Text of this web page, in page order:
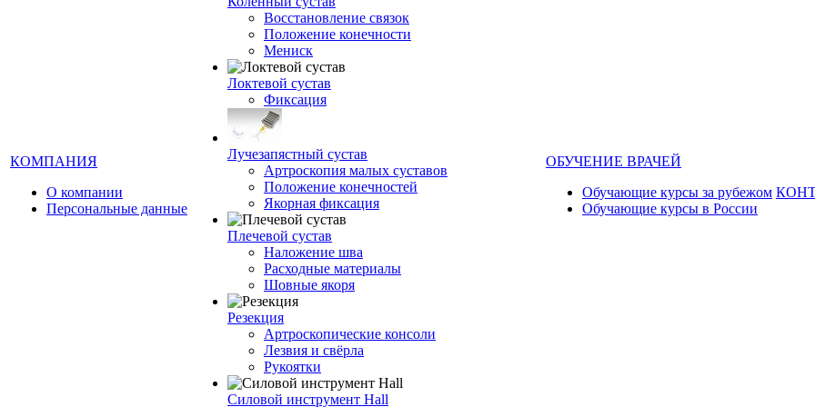
КОМПАНИЯ
О компании
Персональные данные
Восстановление связок
Положение конечности
Мениск
Локтевой сустав
Фиксация
Лучезапястный сустав
Артроскопия малых суставов
Положение конечностей
Якорная фиксация
Плечевой сустав
Наложение шва
Расходные материалы
Шовные якоря
Резекция
Артроскопические консоли
Лезвия и свёрла
Рукоятки
Силовой инструмент Hall
ОБУЧЕНИЕ ВРАЧЕЙ
Обучающие курсы за рубежом
Обучающие курсы в России